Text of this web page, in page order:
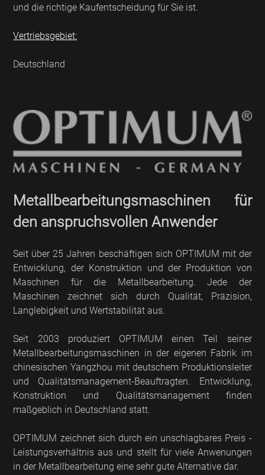
und die richtige Kaufentscheidung für Sie ist.
Vertriebsgebiet:
Deutschland
Metallbearbeitungsmaschinen für
den anspruchsvollen Anwender
Seit über 25 Jahren beschäftigen sich OPTIMUM mit der
Entwicklung, der Konstruktion und der Produktion von
Maschinen für die Metallbearbeitung. Jede der
Maschinen zeichnet sich durch Qualität, Präzision,
Langlebigkeit und Wertstabilität aus.
Seit 2003 produziert OPTIMUM einen Teil seiner
Metallbearbeitungsmaschinen in der eigenen Fabrik im
chinesischen Yangzhou mit deutschem Produktionsleiter
und Qualitätsmanagement-Beauftragten. Entwicklung,
Konstruktion und Qualitätsmanagement finden
maßgeblich in Deutschland statt.
OPTIMUM zeichnet sich durch ein unschlagbares Preis -
Leistungsverhältnis aus und stellt für viele Anwenungen
in der Metallbearbeitung eine sehr gute Alternative dar.